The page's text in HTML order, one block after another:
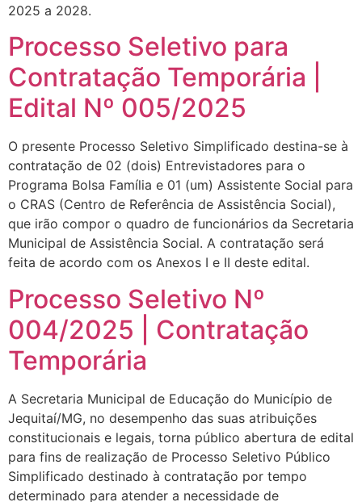
2025 a 2028.
Processo Seletivo para
Contratação Temporária |
Edital Nº 005/2025
O presente Processo Seletivo Simplificado destina-se à
contratação de 02 (dois) Entrevistadores para o
Programa Bolsa Família e 01 (um) Assistente Social para
o CRAS (Centro de Referência de Assistência Social),
que irão compor o quadro de funcionários da Secretaria
Municipal de Assistência Social. A contratação será
feita de acordo com os Anexos I e II deste edital.
Processo Seletivo Nº
004/2025 | Contratação
Temporária
A Secretaria Municipal de Educação do Município de
Jequitaí/MG, no desempenho das suas atribuições
constitucionais e legais, torna público abertura de edital
para fins de realização de Processo Seletivo Público
Simplificado destinado à contratação por tempo
determinado para atender a necessidade de